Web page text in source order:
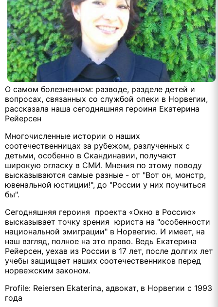
О самом болезненном: разводе, разделе детей и
вопросах, связанных со службой опеки в Норвегии,
рассказала наша сегодняшняя героиня Екатерина
Рейерсен
Многочисленные истории о наших
соотечественницах за рубежом, разлученных с
детьми, особенно в Скандинавии, получают
широкую огласку в СМИ. Мнения по этому поводу
высказываются самые разные - от "Вот он, монстр,
ювенальной юстиции!", до "России у них поучиться
бы".
Сегодняшняя героиня проекта «Окно в Россию»
высказывает точку зрения юриста на "особенности
национальной эмиграции" в Норвегию. И имеет, на
наш взгляд, полное на это право. Ведь Екатерина
Рейерсен, уехав из России в 17 лет, после долгих лет
учебы защищает наших соотечественников перед
норвежским законом.
Profile: Reiersen Ekaterina, адвокат, в Норвегии с 1993
года